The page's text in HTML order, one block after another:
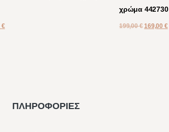
€
χρώμα 442730
199,00€ 169,00 €
ΠΛΗΡΟΦΟΡΙΕΣ